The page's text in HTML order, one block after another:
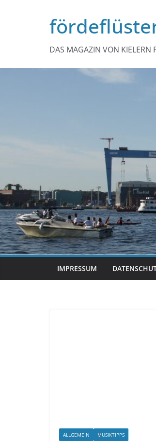
DAS MAGAZIN VON KIELERN
IMPRESSUM
ALLGEMEIN MUSIKTIPPS